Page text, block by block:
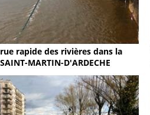
rapide des rivières dans la
MARTIN-D'ARDECHE